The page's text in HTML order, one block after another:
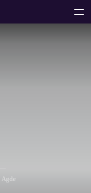
Agde